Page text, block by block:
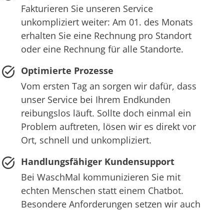
Fakturieren Sie unseren Service
unkompliziert weiter: Am 01. des Monats
erhalten Sie eine Rechnung pro Standort
oder eine Rechnung für alle Standorte.
Optimierte Prozesse
Vom ersten Tag an sorgen wir dafür, dass
unser Service bei Ihrem Endkunden
reibungslos läuft. Sollte doch einmal ein
Problem auftreten, lösen wir es direkt vor
Ort, schnell und unkompliziert.
Handlungsfähiger Kundensupport
Bei WaschMal kommunizieren Sie mit
echten Menschen statt einem Chatbot.
Besondere Anforderungen setzen wir auch